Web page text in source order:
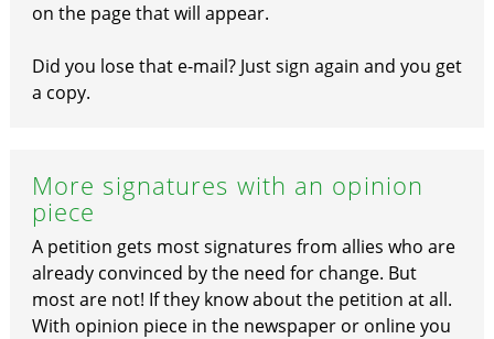
on the page that will appear.
Did you lose that e-mail? Just sign again and you get
a copy.
More signatures with an opinion
piece
A petition gets most signatures from allies who are
already convinced by the need for change. But
most are not! If they know about the petition at all.
With opinion piece in the newspaper or online you